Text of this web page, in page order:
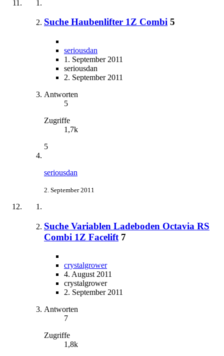
Suche Haubenlifter 1Z Combi 5
seriousdan
1. September 2011
seriousdan
2. September 2011
Antworten
5
Zugriffe
1,7k
5
seriousdan
2. September 2011
Suche Variablen Ladeboden Octavia RS
Combi 1Z Facelift 7
crystalgrower
4. August 2011
crystalgrower
2. September 2011
Antworten
7
Zugriffe
1,8k